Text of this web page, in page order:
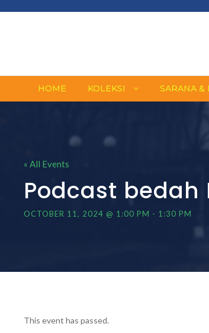
HOME KOLEKSI SARANA &
« All Events
Podcast
OCTOBER 11, 2024 @ 1:00 PM - 1:30 PM
This event has passed.